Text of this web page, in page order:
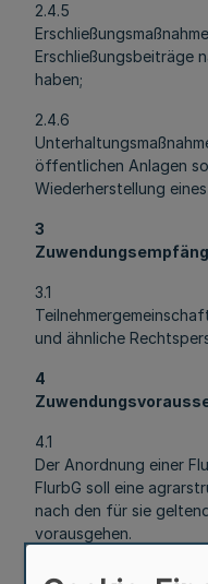
2.4.5
Erschließungsbeiträge
haben;
2.4.6
öffentlichen Anlagen
Wiederherstellung
3
3.1
und ähnliche
4
4.1
Der Anordnung einer
FlurbG soll eine
nach den für sie
vorausgehen.
4.2